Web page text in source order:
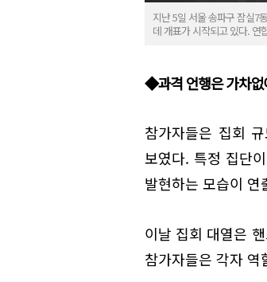
지난 5일 서울 송파구 잠실7
데 개표가 시작되고 있다. 연
◆과격 언행은 가차
참가자들은 집회
보였다. 특정 집단
발현하는 모습이 연
이날 집회 대열은
참가자들은 각자